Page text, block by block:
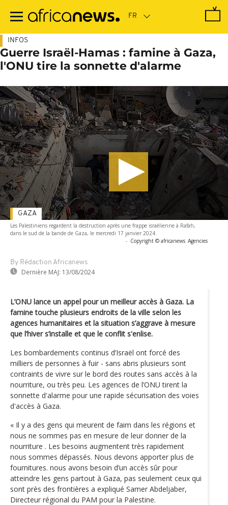
contenu
INFOS
Guerre Israël-Hamas : famine à Gaza,
l'ONU tire la sonnette d'alarme
Les Palestiniens regardent la destruction après une frappe israélienne à Rafah,
dans le sud de la bande de Gaza, le mercredi 17 janvier 2024.
- Copyright © africanews Agencies
By Rédaction Africanews
Dernière MAJ: 13/08/2024
GAZA
L’ONU lance un appel pour un meilleur accès à Gaza. La
famine touche plusieurs endroits de la ville selon les
agences humanitaires et la situation s’aggrave à mesure
que l’hiver s’installe et que le conflit s'enlise.
Les bombardements continus d’Israël ont forcé des
milliers de personnes à fuir - sans abris plusieurs sont
contraints de vivre sur le bord des routes sans accès à la
nourriture, ou très peu. Les agences de l’ONU tirent la
sonnette d'alarme pour une rapide sécurisation des voies
d'accès à Gaza.
« Il y a des gens qui meurent de faim dans les régions et
nous ne sommes pas en mesure de leur donner de la
nourriture . Les besoins augmentent très rapidement
nous sommes dépassés. Nous devons apporter plus de
fournitures. nous avons besoin d’un accès sûr pour
atteindre les gens partout à Gaza, pas seulement ceux qui
sont près des frontières a expliqué Samer Abdeljaber,
Directeur régional du PAM pour la Palestine.